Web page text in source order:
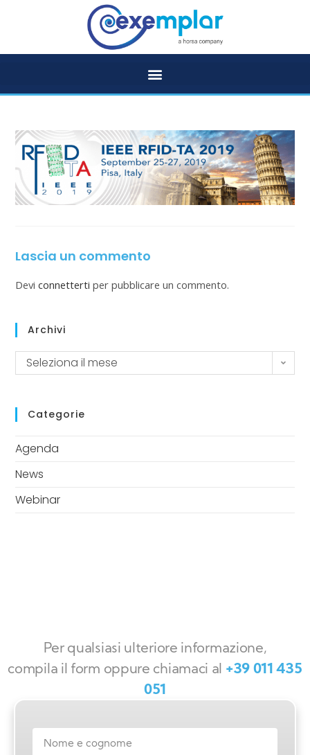
Lascia un commento
Deviconnettertiper pubblicare un commento.
Archivi
Seleziona il mese
Categorie
Agenda
News
Webinar
Per qualsiasi ulteriore informazione,
compila il form oppure chiamaci al +39 011 435
051